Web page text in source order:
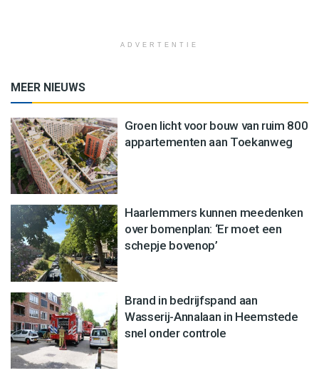
ADVERTENTIE
MEER NIEUWS
Groen licht voor bouw van ruim 800
appartementen aan Toekanweg
Haarlemmers kunnen meedenken
over bomenplan: ‘Er moet een
schepje bovenop’
Brand in bedrijfspand aan
Wasserij-Annalaan in Heemstede
snel onder controle